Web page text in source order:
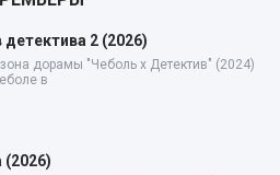
2 (2026)
дорамы "Чеболь x Детектив" (2024)
в
(2026)